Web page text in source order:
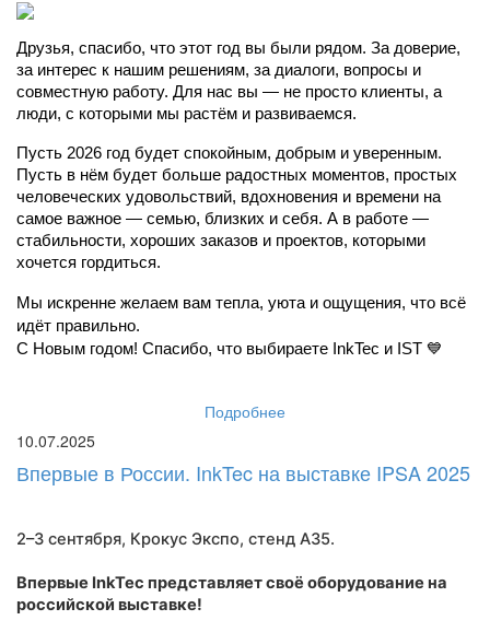
Друзья, спасибо, что этот год вы были рядом. За доверие,
за интерес к нашим решениям, за диалоги, вопросы и
совместную работу. Для нас вы — не просто клиенты, а
люди, с которыми мы растём и развиваемся.
Пусть 2026 год будет спокойным, добрым и уверенным.
Пусть в нём будет больше радостных моментов, простых
человеческих удовольствий, вдохновения и времени на
самое важное — семью, близких и себя. А в работе —
стабильности, хороших заказов и проектов, которыми
хочется гордиться.
Мы искренне желаем вам тепла, уюта и ощущения, что всё
идёт правильно.
С Новым годом! Спасибо, что выбираете InkTec и IST 💙
Подробнее
10.07.2025
Впервые в России. InkTec на выставке IPSA 2025
2–3 сентября, Крокус Экспо, стенд A35.
Впервые InkTec представляет своё оборудование на
российской выставке!